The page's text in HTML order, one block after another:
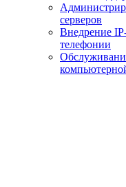
серверов
Внедрение
телефонии